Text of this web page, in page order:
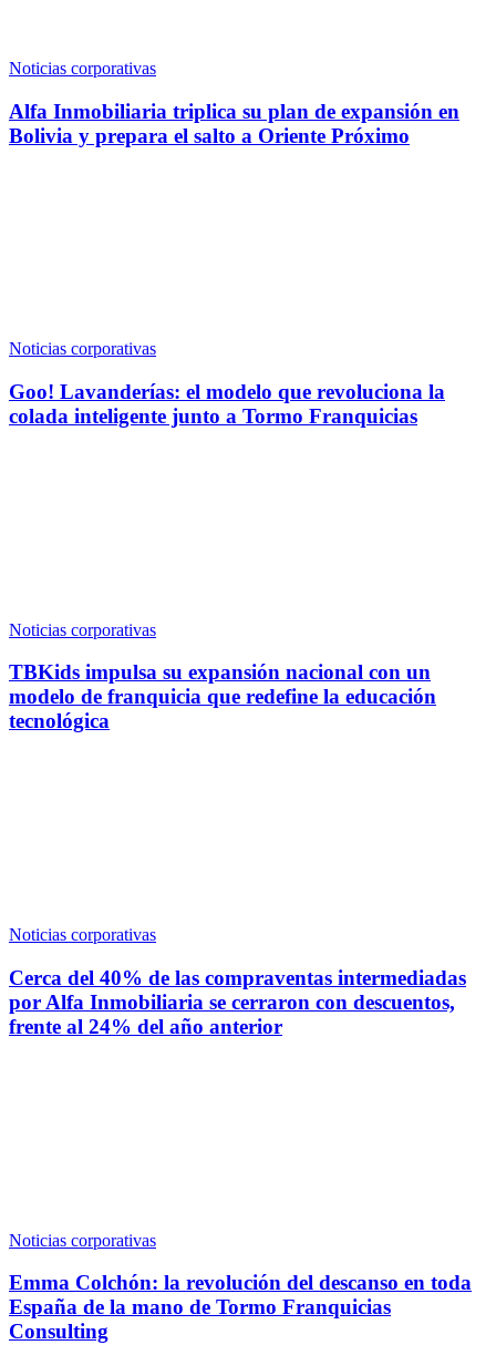
Noticias corporativas
Alfa Inmobiliaria triplica su plan de expansión en
Bolivia y prepara el salto a Oriente Próximo
Noticias corporativas
Goo! Lavanderías: el modelo que revoluciona la
colada inteligente junto a Tormo Franquicias
Noticias corporativas
TBKids impulsa su expansión nacional con un
modelo de franquicia que redefine la educación
tecnológica
Noticias corporativas
Cerca del 40% de las compraventas intermediadas
por Alfa Inmobiliaria se cerraron con descuentos,
frente al 24% del año anterior
Noticias corporativas
Emma Colchón: la revolución del descanso en toda
España de la mano de Tormo Franquicias
Consulting